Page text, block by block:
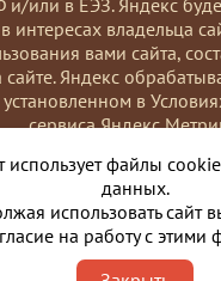
использует файлы
данных.
использовать сайт
на работу с этими
владельца
вами сайта,
сайте. Яндекс
в
сервиса Яндекс
от
настройки в
использовать
support/metrika/
повлиять на работу
этот сайт, вы